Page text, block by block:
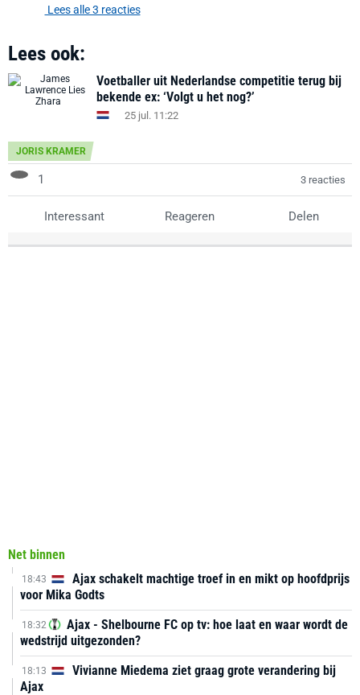
Lees alle 3 reacties
Lees ook:
Voetballer uit Nederlandse competitie terug bij
bekende ex: ‘Volgt u het nog?’
25 jul. 11:22
JORIS KRAMER
1 3 reacties
Interessant Reageren Delen
Net binnen
18:43
Ajax schakelt machtige troef in en mikt op hoofdprijs
voor Mika Godts
18:32
Ajax - Shelbourne FC op tv: hoe laat en waar wordt de
wedstrijd uitgezonden?
18:13
Vivianne Miedema ziet graag grote verandering bij
Ajax